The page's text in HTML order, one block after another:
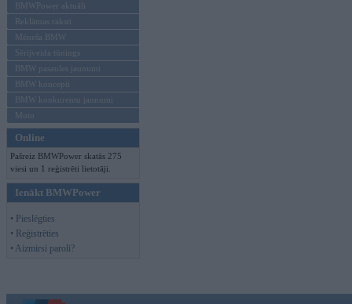
BMWPower aktuāli
Reklāmas raksti
Mēneša BMW
Sērijveida tūnings
BMW pasaules jaunumi
BMW koncepti
BMW konkurentu jaunumi
Moto
Online
Pašreiz BMWPower skatās 275
viesi un 1 reģistrēti lietotāji.
Ienākt BMWPower
• Pieslēgties
• Reģistrēties
• Aizmirsi paroli?